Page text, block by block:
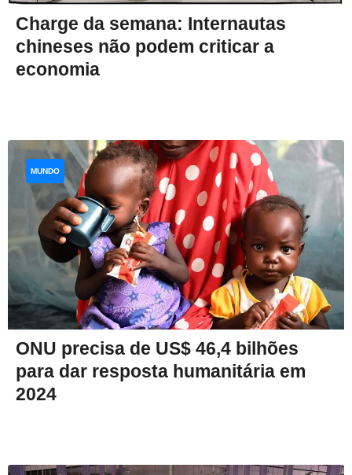
Charge da semana: Internautas
chineses não podem criticar a
economia
ONU precisa de US$ 46,4 bilhões
para dar resposta humanitária em
2024
MUNDO